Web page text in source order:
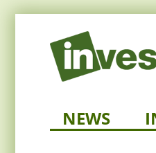
NEWS